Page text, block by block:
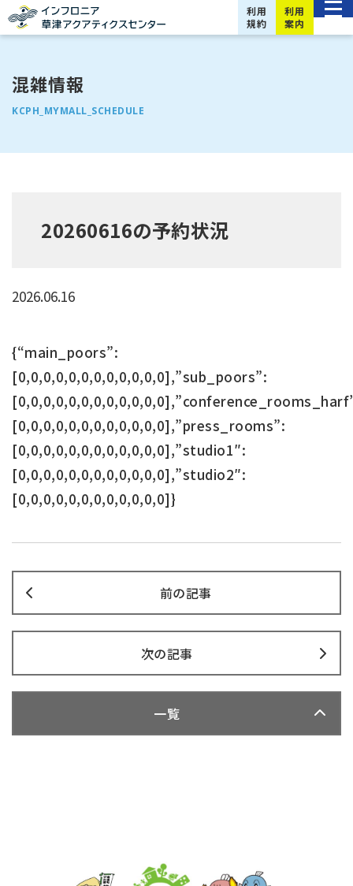
利用
規約
利用
案内
KCPH_MYMALL_SCHEDULE
混雑情報
20260616の予約状況
2026.06.16
{“main_poors”:
[0,0,0,0,0,0,0,0,0,0,0,0],”sub_poors”:
[0,0,0,0,0,0,0,0,0,0,0,0],”press_rooms”:
[0,0,0,0,0,0,0,0,0,0,0,0],”studio1″:
[0,0,0,0,0,0,0,0,0,0,0,0],”studio2″:
[0,0,0,0,0,0,0,0,0,0,0,0]}
前の記事
次の記事
一覧